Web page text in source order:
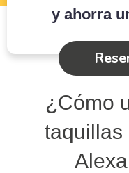
y ahorra
¿Cómo
taquillas